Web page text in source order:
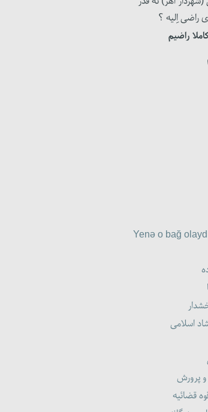
راضی اِلیه ؟
راضیم
Yenə o bağ
اسلامی
و پرورش
قضائیه